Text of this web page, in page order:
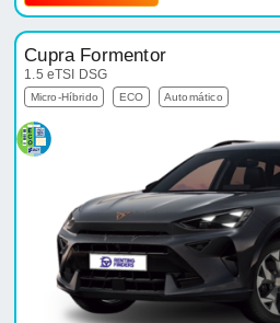
Cupra Formentor
1.5 eTSI DSG
Micro-Híbrido ECO Automático